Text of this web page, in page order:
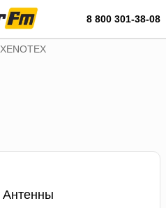
8 800 301-38-08
XENOTEX
Антенны